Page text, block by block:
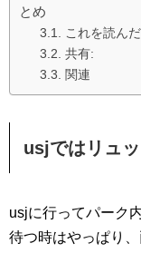
とめ
これを読ん
共有:
関連
usjではリュ
usjに行ってパーク
待つ時はやっぱり